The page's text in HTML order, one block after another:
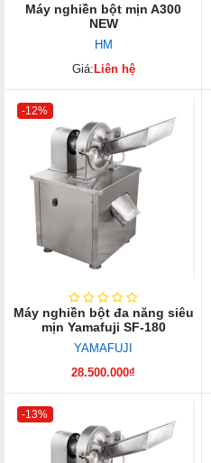
Máy nghiền bột mịn A300
NEW
HM
Giá:Liên hệ
-12%
Máy nghiền bột đa năng siêu
mịn Yamafuji SF-180
YAMAFUJI
28.500.000₫
-13%